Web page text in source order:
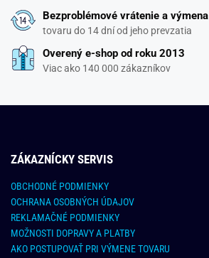
Bezproblémové vrátenie a výmena
tovaru do 14 dní od jeho prevzatia
Overený e-shop od roku 2013
Viac ako 140 000 zákazníkov
ZÁKAZNÍCKY SERVIS
OBCHODNÉ PODMIENKY
OCHRANA OSOBNÝCH ÚDAJOV
REKLAMAČNÉ PODMIENKY
MOŽNOSTI DOPRAVY A PLATBY
AKO POSTUPOVAŤ PRI VÝMENE TOVARU